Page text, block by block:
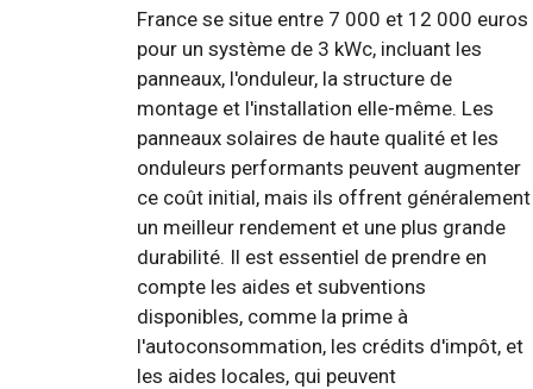
France se situe entre 7 000 et 12 000 euros
pour un système de 3 kWc, incluant les
panneaux, l'onduleur, la structure de
montage et l'installation elle-même. Les
panneaux solaires de haute qualité et les
onduleurs performants peuvent augmenter
ce coût initial, mais ils offrent généralement
un meilleur rendement et une plus grande
durabilité. Il est essentiel de prendre en
compte les aides et subventions
disponibles, comme la prime à
l'autoconsommation, les crédits d'impôt, et
les aides locales, qui peuvent